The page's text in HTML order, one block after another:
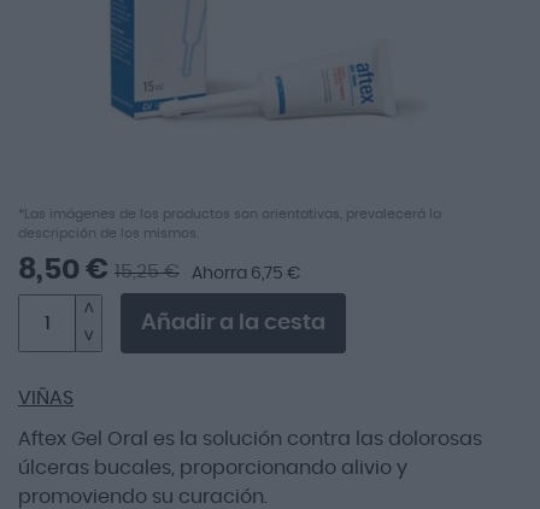
Saltar
al
comienzo
de
galería
de
*Las imágenes de los productos son orientativas, prevalecerá la
descripción de los mismos.
VIÑAS
Aftex Gel Oral es la solución contra las dolorosas
úlceras bucales, proporcionando alivio y
promoviendo su curación.
8,50 € 15,25 € Ahorra 6,75 €
Añadir a la cesta